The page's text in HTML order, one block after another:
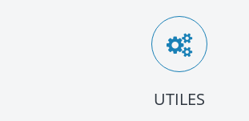
UTILES